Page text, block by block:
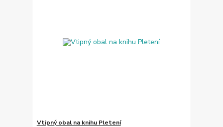
Vtipný obal na knihu Pletení